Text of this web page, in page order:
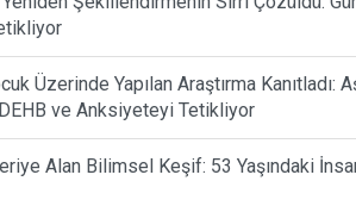
Üzerinde Yapılan Araştırma Kanıtladı:
ve Anksiyeteyi Tetikliyor
Alan Bilimsel Keşif: 53 Yaşındaki